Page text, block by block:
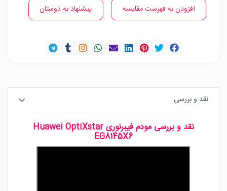
افزودن به فهرست مقایسه پیشنهاد به دوستان
نقد و بررسی
نقد و بررسی مودم فیبرنوری Huawei OptiXstar
EG8145X6